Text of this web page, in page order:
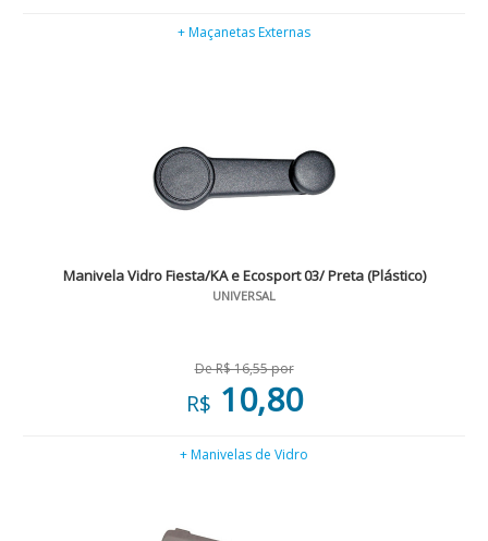
+ Maçanetas Externas
Manivela Vidro Fiesta/KA e Ecosport 03/ Preta (Plástico)
UNIVERSAL
De R$ 16,55 por
R$ 10,80
+ Manivelas de Vidro